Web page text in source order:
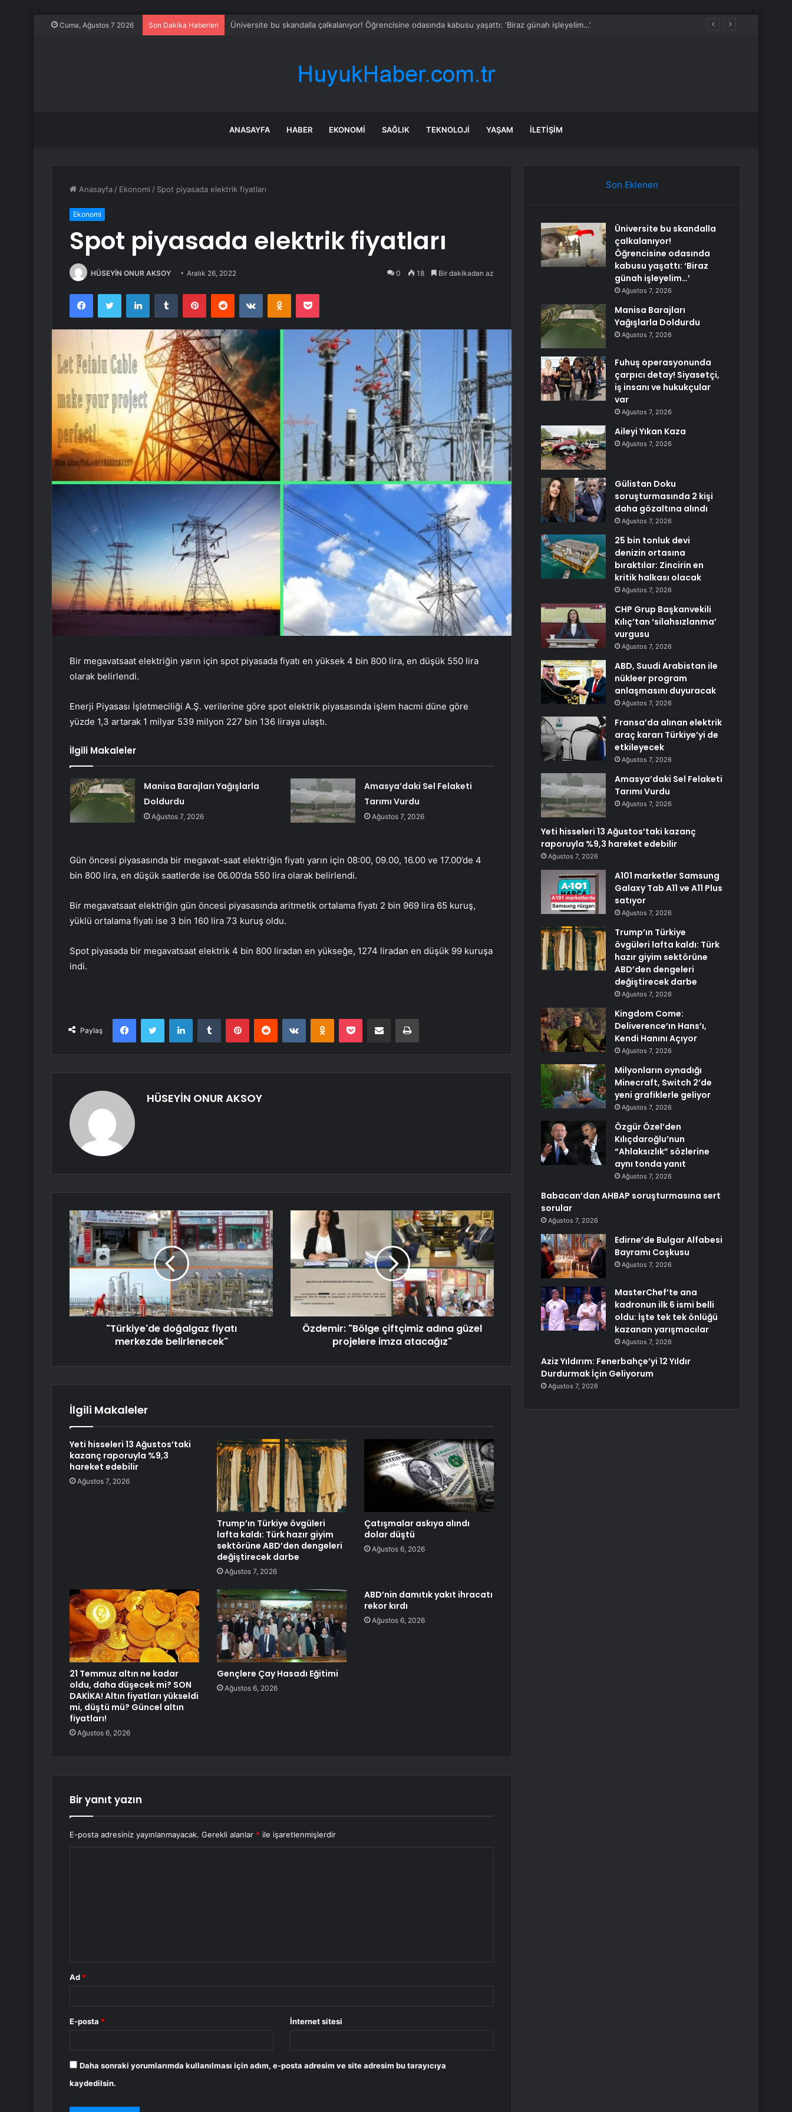
Cuma, Ağustos 7 2026 Son Dakika Haberleri Manisa Barajları Yağışlarla Doldurdu
ANASAYFA HABER EKONOMI SAĞLIK TEKNOLOJI YAŞAM İLETIŞIM
Anasayfa / Ekonomi / Spot piyasada elektrik fiyatları
Ekonomi
Spot piyasada elektrik fiyatları
HÜSEYİN ONUR AKSOY Aralık 26, 2022 0 18 Bir dakikadan az
FacebookTwitter LinkedInTumblr PinterestReddit VKontakteOdnoklassniki
Pocket
Bir megavatsaat elektriğin yarın için spot piyasada fiyatı en yüksek 4 bin 800 lira, en düşük 550 lira
olarak belirlendi.
Enerji Piyasası İşletmeciliği A.Ş. verilerine göre spot elektrik piyasasında işlem hacmi düne göre
yüzde 1,3 artarak 1 milyar 539 milyon 227 bin 136 liraya ulaştı.
İlgili Makaleler
Manisa Barajları Yağışlarla
Doldurdu
Ağustos 7, 2026
Amasya’daki Sel Felaketi
Tarımı Vurdu
Ağustos 7, 2026
Gün öncesi piyasasında bir megavat-saat elektriğin fiyatı yarın için 08:00, 09.00, 16.00 ve 17.00’de 4
bin 800 lira, en düşük saatlerde ise 06.00’da 550 lira olarak belirlendi.
Bir megavatsaat elektriğin gün öncesi piyasasında aritmetik ortalama fiyatı 2 bin 969 lira 65 kuruş,
yüklü ortalama fiyatı ise 3 bin 160 lira 73 kuruş oldu.
Spot piyasada bir megavatsaat elektrik 4 bin 800 liradan en yükseğe, 1274 liradan en düşük 99 kuruşa
indi.
Paylaş
FacebookTwitter LinkedInTumblr PinterestReddit VKontakteOdnoklassniki
Pocket E-Posta ile paylaş Yazdır
HÜSEYİN ONUR AKSOY
"Türkiye'de doğalgaz fiyatı
merkezde belirlenecek"
Özdemir: "Bölge çiftçimiz adına güzel
projelere imza atacağız"
İlgili Makaleler
Yeti hisseleri 13 Ağustos’taki
kazanç raporuyla %9,3
hareket edebilir
Ağustos 7, 2026
Trump’ın Türkiye övgüleri
lafta kaldı: Türk hazır giyim
sektörüne ABD’den dengeleri
değiştirecek darbe
Ağustos 7, 2026
Çatışmalar askıya alındı
dolar düştü
Ağustos 6, 2026
21 Temmuz altın ne kadar
oldu, daha düşecek mi? SON
DAKİKA! Altın fiyatları yükseldi
mi, düştü mü? Güncel altın
fiyatları!
Ağustos 6, 2026
Gençlere Çay Hasadı Eğitimi
Ağustos 6, 2026
ABD’nin damıtık yakıt ihracatı
rekor kırdı
Ağustos 6, 2026
Bir yanıt yazın
E-posta adresiniz yayınlanmayacak. Gerekli alanlar * ile işaretlenmişlerdir
Ad *
E-posta * İnternet sitesi
Daha sonraki yorumlarımda kullanılması için adım, e-posta adresim ve site adresim bu tarayıcıya
kaydedilsin.
Son Eklenen
Üniversite bu skandalla
çalkalanıyor!
Öğrencisine odasında
kabusu yaşattı: ‘Biraz
günah işleyelim…’
Ağustos 7, 2026
Manisa Barajları
Yağışlarla Doldurdu
Ağustos 7, 2026
Fuhuş operasyonunda
çarpıcı detay! Siyasetçi,
iş insanı ve hukukçular
var
Ağustos 7, 2026
Aileyi Yıkan Kaza
Ağustos 7, 2026
Gülistan Doku
soruşturmasında 2 kişi
daha gözaltına alındı
Ağustos 7, 2026
25 bin tonluk devi
denizin ortasına
bıraktılar: Zincirin en
kritik halkası olacak
Ağustos 7, 2026
CHP Grup Başkanvekili
Kılıç’tan ‘silahsızlanma’
vurgusu
Ağustos 7, 2026
ABD, Suudi Arabistan ile
nükleer program
anlaşmasını duyuracak
Ağustos 7, 2026
Fransa’da alınan elektrik
araç kararı Türkiye’yi de
etkileyecek
Ağustos 7, 2026
Amasya’daki Sel Felaketi
Tarımı Vurdu
Ağustos 7, 2026
Yeti hisseleri 13 Ağustos’taki kazanç
raporuyla %9,3 hareket edebilir
Ağustos 7, 2026
A101 marketler Samsung
Galaxy Tab A11 ve A11 Plus
satıyor
Ağustos 7, 2026
Trump’ın Türkiye
övgüleri lafta kaldı: Türk
hazır giyim sektörüne
ABD’den dengeleri
değiştirecek darbe
Ağustos 7, 2026
Kingdom Come:
Deliverence’ın Hans’ı,
Kendi Hanını Açıyor
Ağustos 7, 2026
Milyonların oynadığı
Minecraft, Switch 2’de
yeni grafiklerle geliyor
Ağustos 7, 2026
Özgür Özel’den
Kılıçdaroğlu’nun
“Ahlaksızlık” sözlerine
aynı tonda yanıt
Ağustos 7, 2026
Babacan’dan AHBAP soruşturmasına sert
sorular
Ağustos 7, 2026
Edirne’de Bulgar Alfabesi
Bayramı Coşkusu
Ağustos 7, 2026
MasterChef’te ana
kadronun ilk 6 ismi belli
oldu: İşte tek tek önlüğü
kazanan yarışmacılar
Ağustos 7, 2026
Aziz Yıldırım: Fenerbahçe’yi 12 Yıldır
Durdurmak İçin Geliyorum
Ağustos 7, 2026